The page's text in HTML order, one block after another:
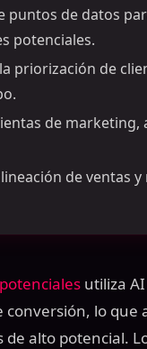
puntos de datos
potenciales.
priorización de
de marketing,
de ventas
utiliza
lo que
alto potencial.